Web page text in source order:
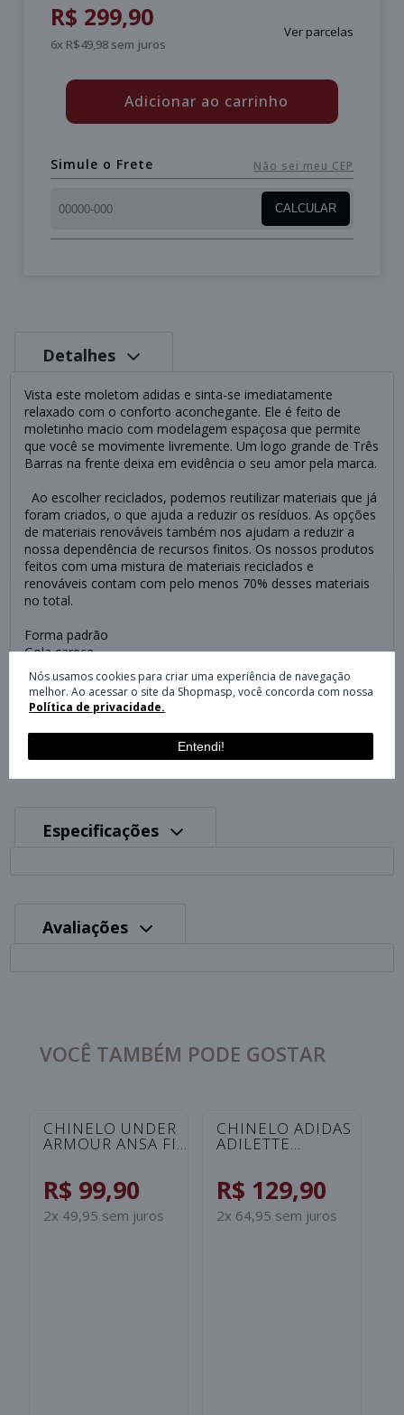
Ver parcelas
R$ 299,90
6x R$49,98 sem juros
Adicionar ao carrinho
Simule o Frete Não sei meu CEP
CALCULAR
Detalhes
Vista este moletom adidas e sinta-se imediatamente
relaxado com o conforto aconchegante. Ele é feito de
moletinho macio com modelagem espaçosa que permite
que você se movimente livremente. Um logo grande de Três
Barras na frente deixa em evidência o seu amor pela marca.
Ao escolher reciclados, podemos reutilizar materiais que já
foram criados, o que ajuda a reduzir os resíduos. As opções
de materiais renováveis também nos ajudam a reduzir a
nossa dependência de recursos finitos. Os nossos produtos
feitos com uma mistura de materiais reciclados e
renováveis contam com pelo menos 70% desses materiais
no total.
Forma padrão
Gola careca
55% algodão, 36% poliéster (reciclado), 9% viscose
Ombros caídos
Punhos e barra canelados
Especificações
Avaliações
VOCÊ TAMBÉM PODE GOSTAR
CHINELO UNDER
ARMOUR ANSA FIX
R$ 99,90
2x 49,95 sem juros
CHINELO ADIDAS
ADILETTE
PRETO/BRANCO
R$ 129,90
2x 64,95 sem juros
Nós usamos cookies para criar uma experiência de navegação
melhor. Ao acessar o site da Shopmasp, você concorda com nossa
Política de privacidade.
Entendi!